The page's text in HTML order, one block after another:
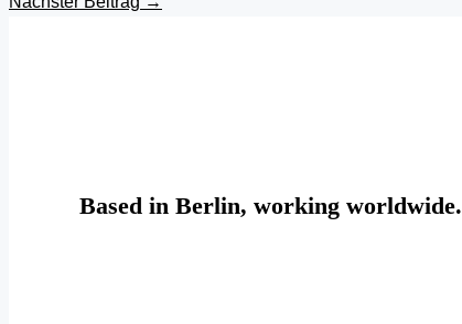
Based in Berlin, working worldwide.